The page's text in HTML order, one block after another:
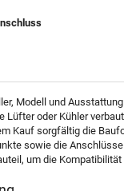
Modell und
Lüfter oder Kühler
Kauf sorgfältig die
sowie die
um die